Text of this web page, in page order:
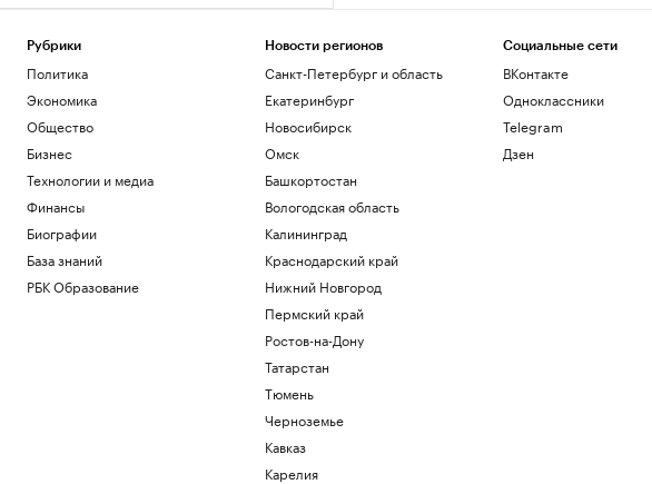
Рубрики
Политика
Экономика
Общество
Бизнес
Технологии и медиа
Финансы
Биографии
База знаний
РБК Образование
Новости регионов
Санкт-Петербург и область
Екатеринбург
Новосибирск
Омск
Башкортостан
Вологодская область
Калининград
Краснодарский край
Нижний Новгород
Пермский край
Ростов-на-Дону
Татарстан
Тюмень
Черноземье
Кавказ
Карелия
Социальные сети
ВКонтакте
Одноклассники
Telegram
Дзен